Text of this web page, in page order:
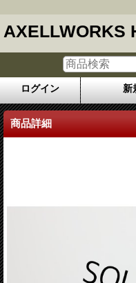
AXELLWORKS
ログイン 新
商品詳細